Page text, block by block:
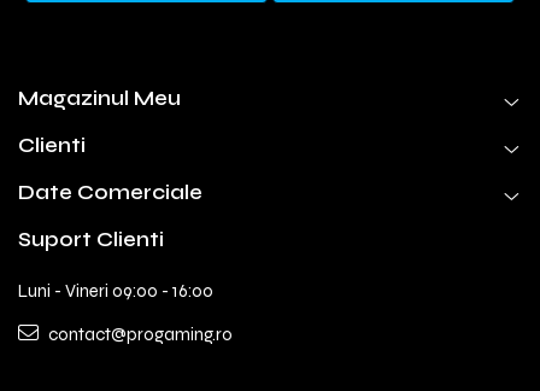
Magazinul Meu
Clienti
Date Comerciale
Suport Clienti
Luni - Vineri 09:00 - 16:00
contact@progaming.ro